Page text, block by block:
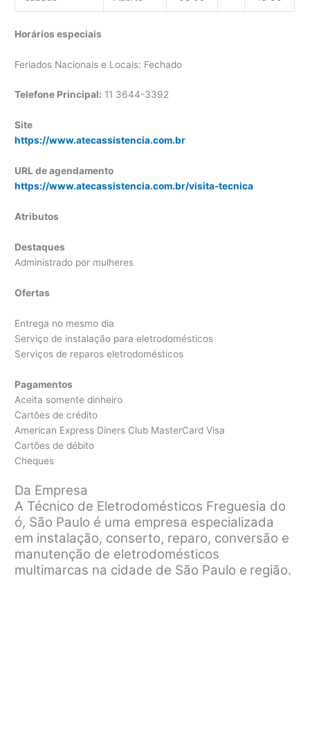
Horários especiais
Feriados Nacionais e Locais: Fechado
Telefone Principal: 11 3644-3392
Site
https://www.atecassistencia.com.br
URL de agendamento
https://www.atecassistencia.com.br/visita-tecnica
Atributos
Destaques
Administrado por mulheres
Ofertas
Entrega no mesmo dia
Serviço de instalação para eletrodomésticos
Serviços de reparos eletrodomésticos
Pagamentos
Aceita somente dinheiro
Cartões de crédito
American Express Diners Club MasterCard Visa
Cartões de débito
Cheques
Da Empresa
A Técnico de Eletrodomésticos Freguesia do
ó, São Paulo é uma empresa especializada
em instalação, conserto, reparo, conversão e
manutenção de eletrodomésticos
multimarcas na cidade de São Paulo e região.